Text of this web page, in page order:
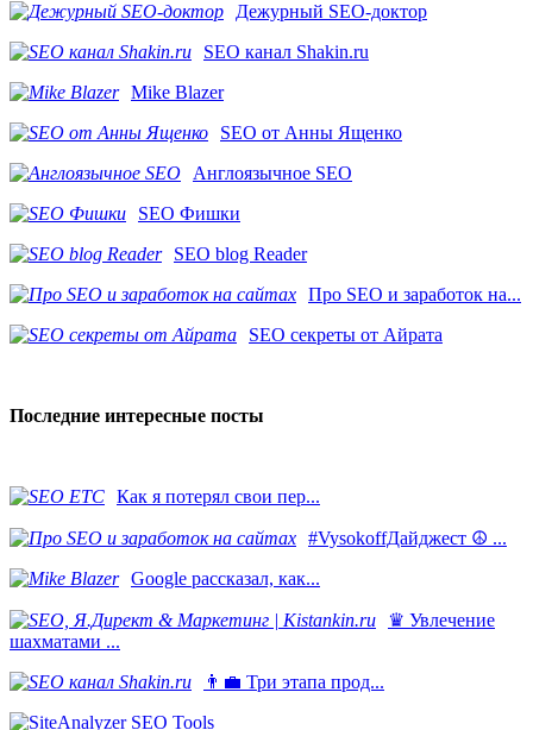
Дежурный SEO-доктор
SEO канал Shakin.ru
Mike Blazer
SEO от Анны Ященко
Англоязычное SEO
SEO Фишки
SEO blog Reader
Про SEO и заработок на...
SEO секреты от Айрата
Последние интересные посты
Как я потерял свои пер...
#VysokoffДайджест ☮️ ...
​Google рассказал, как...
♛ Увлечение
шахматами ...
👨‍💼 Три этапа прод...